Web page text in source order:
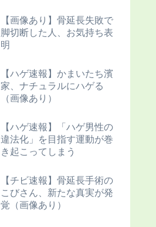
【画像あり】骨延長失敗で
脚切断した人、お気持ち表
明
【ハゲ速報】かまいたち濱
家、ナチュラルにハゲる
（画像あり）
【ハゲ速報】「ハゲ男性の
違法化」を目指す運動が巻
き起こってしまう
【チビ速報】骨延長手術の
こびさん、新たな真実が発
覚（画像あり）